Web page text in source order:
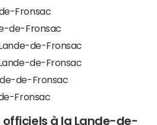
Fronsac
de-Fronsac
de-Fronsac
de-Fronsac
de-Fronsac
Fronsac
officiels à la Lande-de-